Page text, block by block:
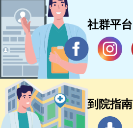
社群平台
到院指南